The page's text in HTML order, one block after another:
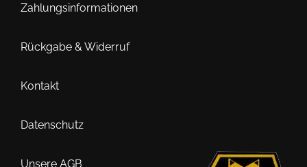
Zahlungsinformationen
Rückgabe & Widerruf
Kontakt
Datenschutz
Unsere AGB